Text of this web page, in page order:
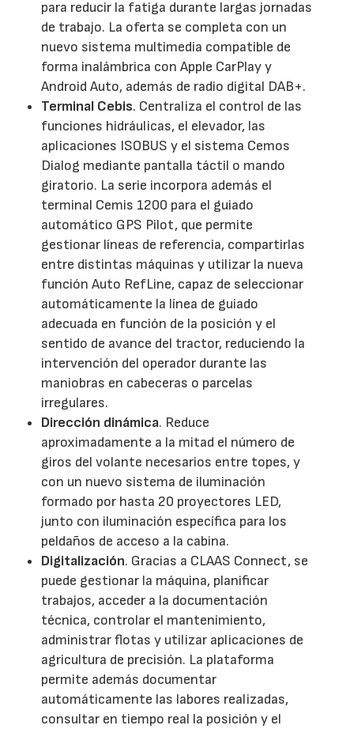
para reducir la fatiga durante largas jornadas
de trabajo. La oferta se completa con un
nuevo sistema multimedia compatible de
forma inalámbrica con Apple CarPlay y
Android Auto, además de radio digital DAB+.
Terminal Cebis. Centraliza el control de las
funciones hidráulicas, el elevador, las
aplicaciones ISOBUS y el sistema Cemos
Dialog mediante pantalla táctil o mando
giratorio. La serie incorpora además el
terminal Cemis 1200 para el guiado
automático GPS Pilot, que permite
gestionar líneas de referencia, compartirlas
entre distintas máquinas y utilizar la nueva
función Auto RefLine, capaz de seleccionar
automáticamente la línea de guiado
adecuada en función de la posición y el
sentido de avance del tractor, reduciendo la
intervención del operador durante las
maniobras en cabeceras o parcelas
irregulares.
Dirección dinámica. Reduce
aproximadamente a la mitad el número de
giros del volante necesarios entre topes, y
con un nuevo sistema de iluminación
formado por hasta 20 proyectores LED,
junto con iluminación específica para los
peldaños de acceso a la cabina.
Digitalización. Gracias a CLAAS Connect, se
puede gestionar la máquina, planificar
trabajos, acceder a la documentación
técnica, controlar el mantenimiento,
administrar flotas y utilizar aplicaciones de
agricultura de precisión. La plataforma
permite además documentar
automáticamente las labores realizadas,
consultar en tiempo real la posición y el